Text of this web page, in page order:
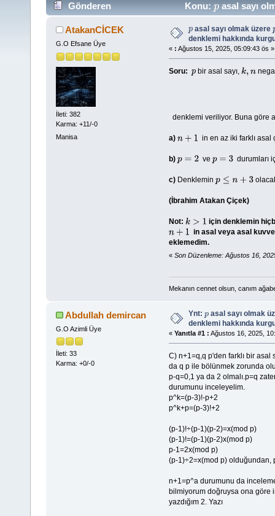
Gönderen Konu: pasal sayı
soru (Okunma sayısı 4122 defa)
AtakanCİCEK
G.O Efsane Üye
İleti: 382
Karma: +11/-0
Manisa
p asal sayı olmak üzere
denklemi hakkında
« : Ağustos 15, 2025, 05:09:43 ös »
Soru: p bir asal sayı,k,n
denklemi veriliyor. Buna göre
a) n+1 in en az iki farklı asal
b) p=2 ve p=3 durumları
c)Denklemin p≤n+3
(İbrahim Atakan Çiçek)
Not: k>1
için denklemin
n+1
in asal veya asal
eklemedim.
« Son Düzenleme: Ağustos 16,
Mekanın cennet olsun, canım
Abdullah demircan
G.O Azimli Üye
İleti: 33
Karma: +0/-0
Ynt: p asal sayı olmak
denklemi hakkında
« Yanıtla #1 : Ağustos 16, 2025,
C) n+1=q,q p'den farklı bir asal
da q p ile bölünmek zorunda
p-q=0,1 ya da 2 olmalı.p=q
durumunu inceleyelim.
p^k=(p-3)!-p+2
p^k+p=(p-3)!+2
(p-1)!÷(p-1)(p-2)=x(mod p)
(p-1)!=(p-1)(p-2)x(mod p)
p-1=2x(mod p)
(p-1)÷2=x(mod p) olduğundan,
n+1=p^a durumunu da
bilmiyorum doğruysa ona göre
yazdığım 2. Yazı